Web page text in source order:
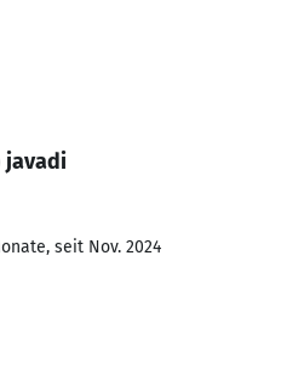
javadi
seit Nov. 2024